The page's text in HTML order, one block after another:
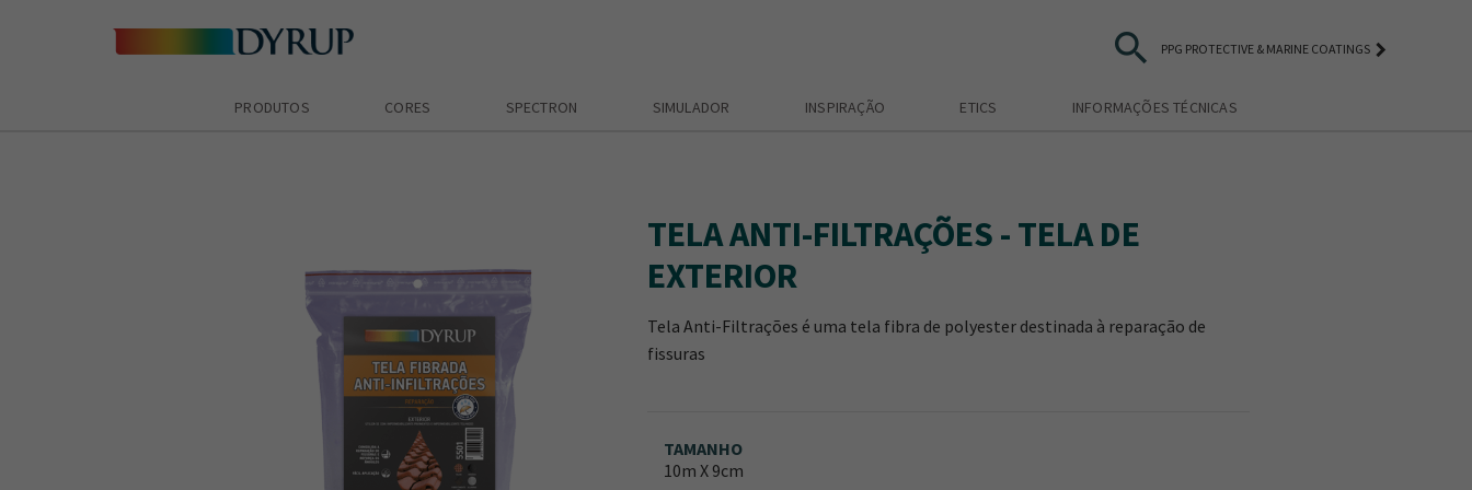
search PPG PROTECTIVE & MARINE COATINGSkeyboard_arrow_right
PRODUTOS CORES SPECTRON SIMULADOR INSPIRAÇÃO ETICS INFORMAÇÕES TÉCNICAS
TELA ANTI-FILTRAÇÕES - TELA DE
EXTERIOR
Tela Anti-Filtrações é uma tela fibra de polyester destinada à reparação de
fissuras
TAMANHO
10m X 9cm